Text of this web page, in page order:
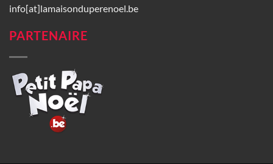
info[at]lamaisonduperenoel.be
PARTENAIRE